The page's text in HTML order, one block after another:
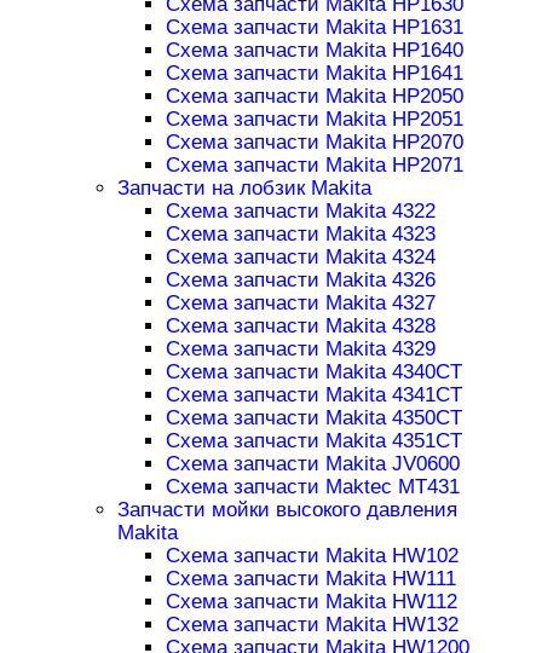
Схема запчасти Makita HP1630
Схема запчасти Makita HP1631
Схема запчасти Makita HP1640
Схема запчасти Makita HP1641
Схема запчасти Makita HP2050
Схема запчасти Makita HP2051
Схема запчасти Makita HP2070
Схема запчасти Makita HP2071
Запчасти на лобзик Makita
Схема запчасти Makita 4322
Схема запчасти Makita 4323
Схема запчасти Makita 4324
Схема запчасти Makita 4326
Схема запчасти Makita 4327
Схема запчасти Makita 4328
Схема запчасти Makita 4329
Схема запчасти Makita 4340CT
Схема запчасти Makita 4341CT
Схема запчасти Makita 4350CT
Схема запчасти Makita 4351CT
Схема запчасти Makita JV0600
Схема запчасти Maktec MT431
Запчасти мойки высокого давления
Makita
Схема запчасти Makita HW102
Схема запчасти Makita HW111
Схема запчасти Makita HW112
Схема запчасти Makita HW132
Схема запчасти Makita HW1200